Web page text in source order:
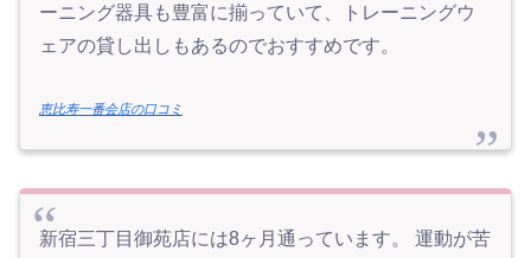
ーニング器具も豊富に揃っていて、トレーニングウ
ェアの貸し出しもあるのでおすすめです。
恵比寿一番会店の口コミ
新宿三丁目御苑店には8ヶ月通っています。 運動が苦